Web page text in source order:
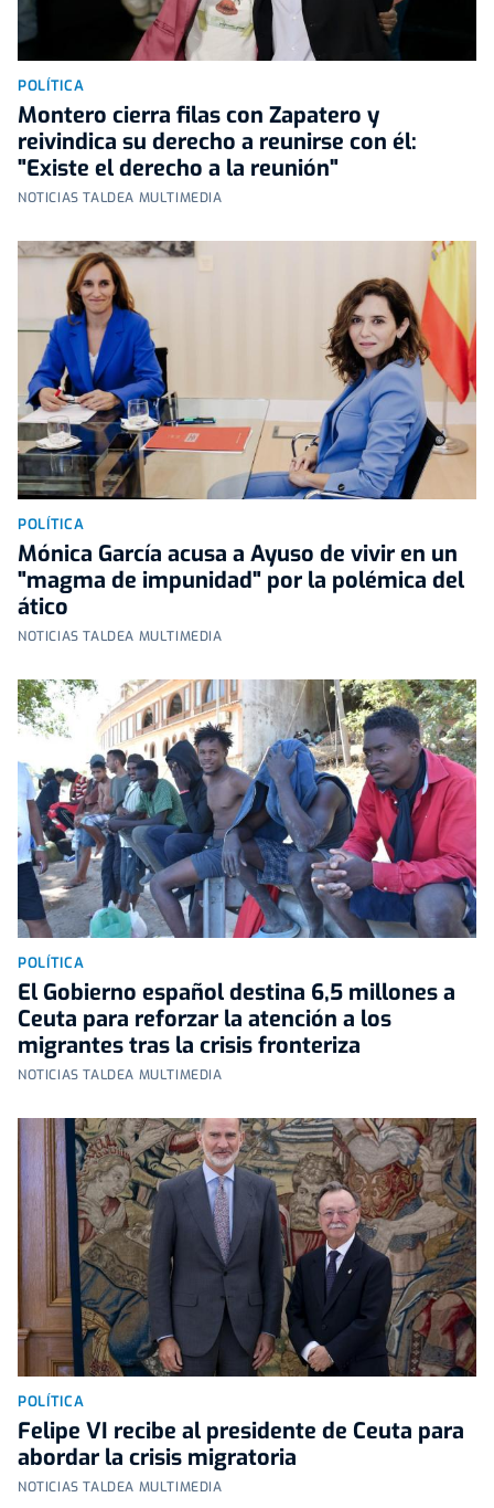
POLÍTICA
Montero cierra filas con Zapatero y
reivindica su derecho a reunirse con él:
"Existe el derecho a la reunión"
NOTICIAS TALDEA MULTIMEDIA
POLÍTICA
Mónica García acusa a Ayuso de vivir en un
"magma de impunidad" por la polémica del
ático
NOTICIAS TALDEA MULTIMEDIA
POLÍTICA
El Gobierno español destina 6,5 millones a
Ceuta para reforzar la atención a los
migrantes tras la crisis fronteriza
NOTICIAS TALDEA MULTIMEDIA
POLÍTICA
Felipe VI recibe al presidente de Ceuta para
abordar la crisis migratoria
NOTICIAS TALDEA MULTIMEDIA